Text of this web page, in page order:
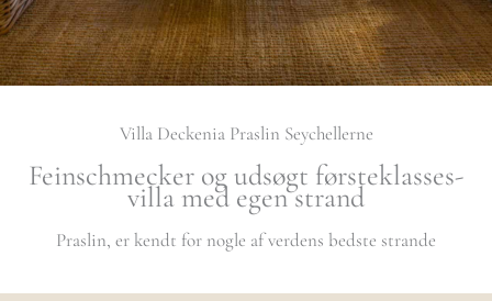
Villa Deckenia Praslin Seychellerne
Feinschmecker og udsøgt førsteklasses-
villa med egen strand
Praslin, er kendt for nogle af verdens bedste strande